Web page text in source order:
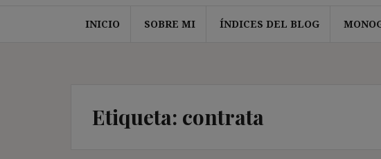
INICIO SOBRE MI ÍNDICES DEL BLOG
Etiqueta: contrata